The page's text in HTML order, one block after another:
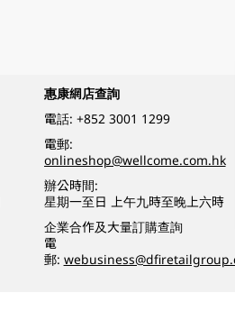
惠康網店查詢
電話: +852 3001 1299
電郵:
onlineshop@wellcome.com.hk
辦公時間:
星期一至日 上午九時至晚上六時
企業合作及大量訂購查詢
電
郵: